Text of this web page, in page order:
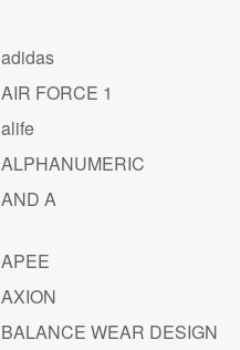
adidas
AIR FORCE 1
alife
ALPHANUMERIC
AND A
APEE
AXION
BALANCE WEAR DESIGN